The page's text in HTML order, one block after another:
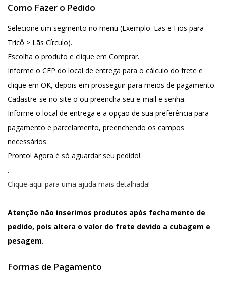
Como Fazer o Pedido
Selecione um segmento no menu (Exemplo: Lãs e Fios para
Tricô > Lãs Círculo).
Escolha o produto e clique em Comprar.
Informe o CEP do local de entrega para o cálculo do frete e
clique em OK, depois em prosseguir para meios de pagamento.
Cadastre-se no site o ou preencha seu e-mail e senha.
Informe o local de entrega e a opção de sua preferência para
pagamento e parcelamento, preenchendo os campos
necessários.
Pronto! Agora é só aguardar seu pedido!.
.
Clique aqui para uma ajuda mais detalhada!
Atenção não inserimos produtos após fechamento de
pedido, pois altera o valor do frete devido a cubagem e
pesagem.
Formas de Pagamento